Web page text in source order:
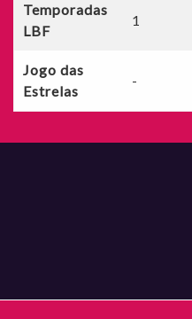
Temporadas
LBF
1
Jogo das
Estrelas
-